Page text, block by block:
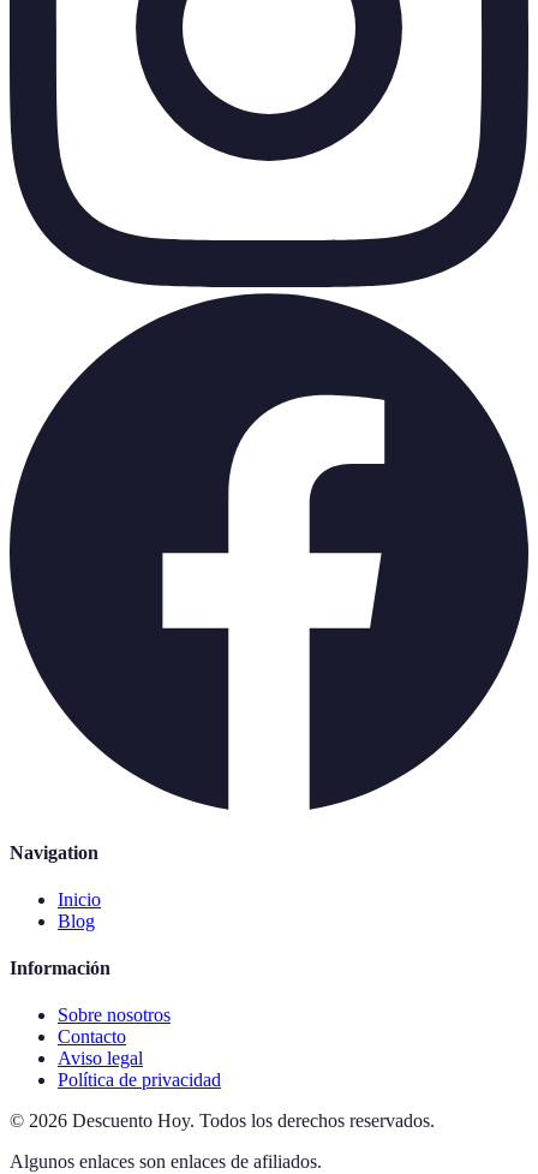
Navigation
Inicio
Blog
Información
Sobre nosotros
Contacto
Aviso legal
Política de privacidad
© 2026 Descuento Hoy. Todos los derechos reservados.
Algunos enlaces son enlaces de afiliados.